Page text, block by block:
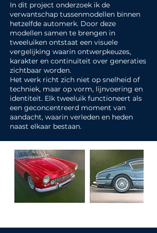
In dit project onderzoek ik de
verwantschap tussenmodellen binnen
hetzelfde automerk. Door deze
modellen samen te brengen in
tweeluiken ontstaat een visuele
vergelijking waarin ontwerpkeuzes,
karakter en continuïteit over generaties
zichtbaar worden.
Het werk richt zich niet op snelheid of
techniek, maar op vorm, lijnvoering en
identiteit. Elk tweeluik functioneert als
een geconcentreerd moment van
aandacht, waarin verleden en heden
naast elkaar bestaan.